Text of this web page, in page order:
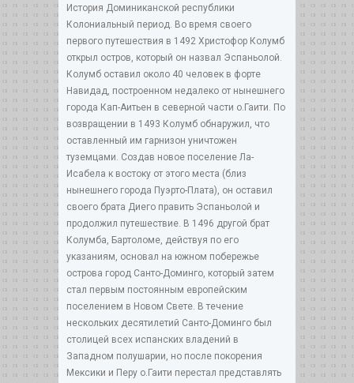
История Доминиканской республики
Колониальный период. Во время своего
первого путешествия в 1492 Христофор Колумб
открыл остров, который он назвал Эспаньолой.
Колумб оставил около 40 человек в форте
Навидад, построенном недалеко от нынешнего
города Кап-Аитьен в северной части о.Гаити. По
возвращении в 1493 Колумб обнаружил, что
оставленный им гарнизон уничтожен
туземцами. Создав новое поселение Ла-
Исабела к востоку от этого места (близ
нынешнего города Пуэрто-Плата), он оставил
своего брата Диего править Эспаньолой и
продолжил путешествие. В 1496 другой брат
Колумба, Бартоломе, действуя по его
указаниям, основал на южном побережье
острова город Санто-Доминго, который затем
стал первым постоянным европейским
поселением в Новом Свете. В течение
нескольких десятилетий Санто-Доминго был
столицей всех испанских владений в
Западном полушарии, но после покорения
Мексики и Перу о.Гаити перестал представлять